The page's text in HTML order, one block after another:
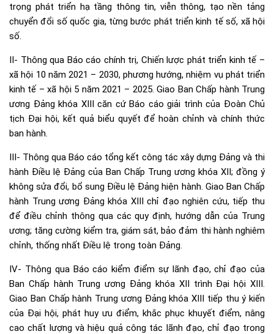
trọng phát triển hạ tầng thông tin, viễn thông, tạo nền tảng
chuyển đổi số quốc gia, từng bước phát triển kinh tế số, xã hội
số.
II- Thông qua Báo cáo chính trị, Chiến lược phát triển kinh tế –
xã hội 10 năm 2021 – 2030, phương hướng, nhiệm vụ phát triển
kinh tế – xã hội 5 năm 2021 – 2025. Giao Ban Chấp hành Trung
ương Đảng khóa XIII căn cứ Báo cáo giải trình của Đoàn Chủ
tịch Đại hội, kết quả biểu quyết để hoàn chỉnh và chính thức
ban hành.
III- Thông qua Báo cáo tổng kết công tác xây dựng Đảng và thi
hành Điều lệ Đảng của Ban Chấp Trung ương khóa XII; đồng ý
không sửa đổi, bổ sung Điều lệ Đảng hiện hành. Giao Ban Chấp
hành Trung ương Đảng khóa XIII chỉ đạo nghiên cứu, tiếp thu
để điều chỉnh thông qua các quy định, hướng dẫn của Trung
ương; tăng cường kiểm tra, giám sát, bảo đảm thi hành nghiêm
chỉnh, thống nhất Điều lệ trong toàn Đảng.
IV- Thông qua Báo cáo kiểm điểm sự lãnh đạo, chỉ đạo của
Ban Chấp hành Trung ương Đảng khóa XII trình Đại hội XIII.
Giao Ban Chấp hành Trung ương Đảng khóa XIII tiếp thu ý kiến
của Đại hội, phát huy ưu điểm, khắc phục khuyết điểm, nâng
cao chất lượng và hiệu quả công tác lãnh đạo, chỉ đạo trong